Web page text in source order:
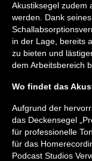
Akustiksegel zudem
werden. Dank
in der Lage, bereits
zu bieten und
dem Arbeitsbereich
Wo findet das
Aufgrund der
das Deckensegel
für professionelle
für das
Podcast Studios